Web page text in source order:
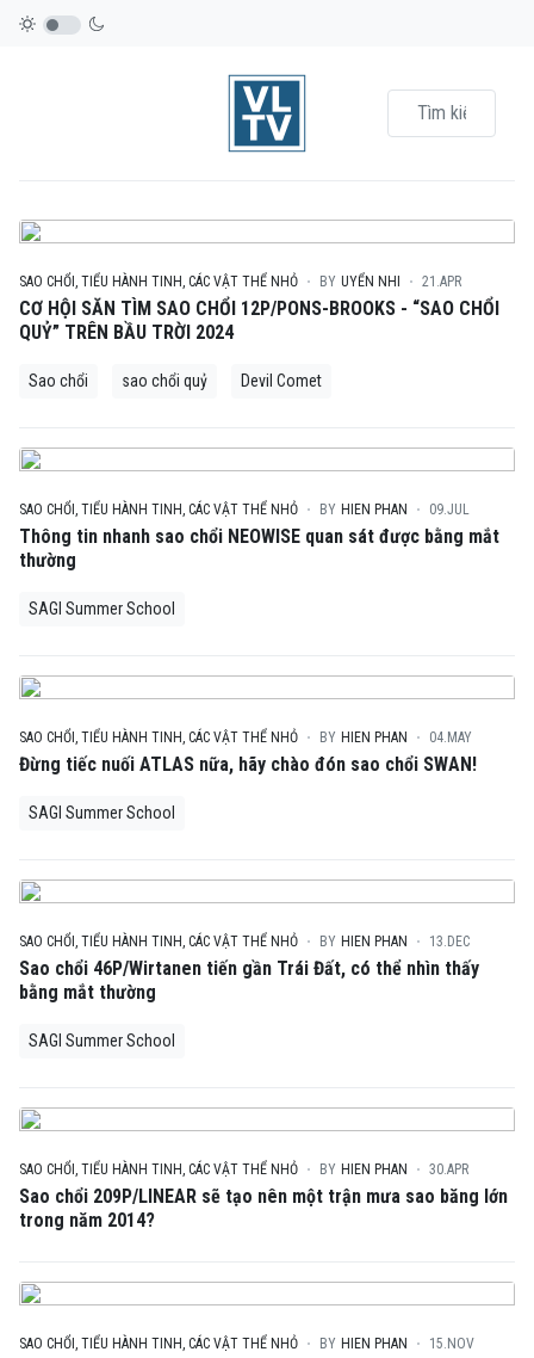
SAO CHỔI, TIỂU HÀNH TINH, CÁC VẬT THỂ NHỎ BY UYỂN NHI 21.APR
CƠ HỘI SĂN TÌM SAO CHỔI 12P/PONS-BROOKS - “SAO CHỔI
QUỶ” TRÊN BẦU TRỜI 2024
Sao chổi sao chổi quỷ Devil Comet
SAO CHỔI, TIỂU HÀNH TINH, CÁC VẬT THỂ NHỎ BY HIEN PHAN 09.JUL
Thông tin nhanh sao chổi NEOWISE quan sát được bằng mắt
thường
SAGI Summer School
SAO CHỔI, TIỂU HÀNH TINH, CÁC VẬT THỂ NHỎ BY HIEN PHAN 04.MAY
Đừng tiếc nuối ATLAS nữa, hãy chào đón sao chổi SWAN!
SAGI Summer School
SAO CHỔI, TIỂU HÀNH TINH, CÁC VẬT THỂ NHỎ BY HIEN PHAN 13.DEC
Sao chổi 46P/Wirtanen tiến gần Trái Đất, có thể nhìn thấy
bằng mắt thường
SAGI Summer School
SAO CHỔI, TIỂU HÀNH TINH, CÁC VẬT THỂ NHỎ BY HIEN PHAN 30.APR
Sao chổi 209P/LINEAR sẽ tạo nên một trận mưa sao băng lớn
trong năm 2014?
SAO CHỔI, TIỂU HÀNH TINH, CÁC VẬT THỂ NHỎ BY HIEN PHAN 15.NOV